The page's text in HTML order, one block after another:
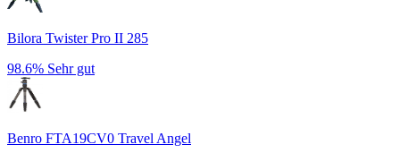
Bilora Twister Pro II 285
98.6% Sehr gut
Benro FTA19CV0 Travel Angel